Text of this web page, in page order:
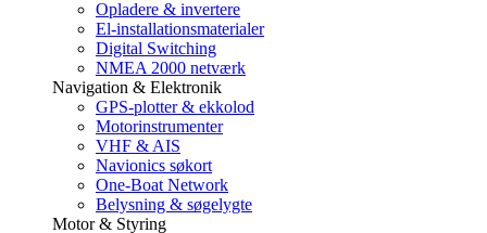
Opladere & invertere
El-installationsmaterialer
Digital Switching
NMEA 2000 netværk
Navigation & Elektronik
GPS-plotter & ekkolod
Motorinstrumenter
VHF & AIS
Navionics søkort
One-Boat Network
Belysning & søgelygte
Motor & Styring